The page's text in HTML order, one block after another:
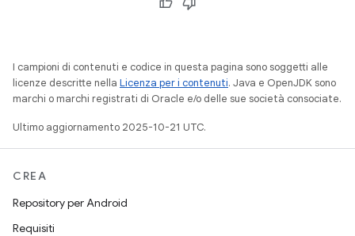
I campioni di contenuti e codice in questa pagina sono soggetti alle
licenze descritte nella Licenza per i contenuti. Java e OpenJDK sono
marchi o marchi registrati di Oracle e/o delle sue società consociate.
Ultimo aggiornamento 2025-10-21 UTC.
CREA
Repository per Android
Requisiti